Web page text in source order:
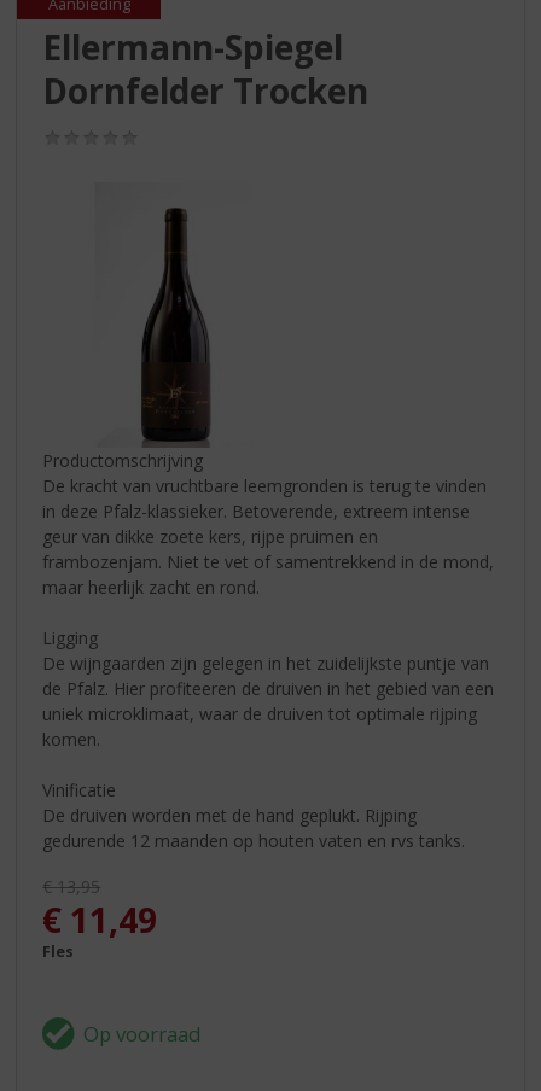
Aanbieding
Ellermann-Spiegel
Dornfelder Trocken
Productomschrijving
De kracht van vruchtbare leemgronden is terug te vinden
in deze Pfalz-klassieker. Betoverende, extreem intense
geur van dikke zoete kers, rijpe pruimen en
frambozenjam. Niet te vet of samentrekkend in de mond,
maar heerlijk zacht en rond.
Ligging
De wijngaarden zijn gelegen in het zuidelijkste puntje van
de Pfalz. Hier profiteeren de druiven in het gebied van een
uniek microklimaat, waar de druiven tot optimale rijping
komen.
Vinificatie
De druiven worden met de hand geplukt. Rijping
gedurende 12 maanden op houten vaten en rvs tanks.
Originele prijs was:
€13,95
, Huidige prijs is:
€ 11,49
Fles